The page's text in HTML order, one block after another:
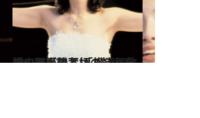
2018.12.30
山口百恵の不朽の魅力を横山剣が熱弁 「横須賀歌謡」の系譜とは？
カルチャー